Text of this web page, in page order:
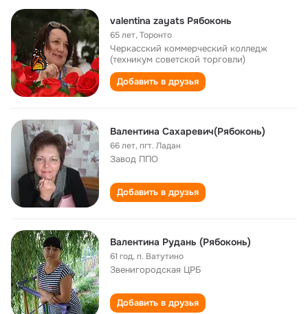
valentina zayats Рябоконь
65 лет,Торонто
Черкасский коммерческий колледж
(техникум советской торговли)
Добавить в друзья
Валентина Сахаревич(Рябоконь)
66 лет,пгт. Ладан
Завод ППО
Добавить в друзья
Валентина Рудань (Рябоконь)
61 год,п. Ватутино
Звенигородская ЦРБ
Добавить в друзья